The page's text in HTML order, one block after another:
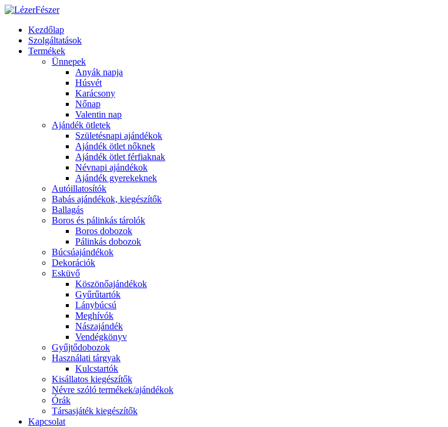
Kezdőlap
Szolgáltatások
Termékek
Ünnepek
Anyák napja
Húsvét
Karácsony
Nőnap
Valentin nap
Ajándék ötletek
Születésnapi ajándékok
Ajándék ötlet nőknek
Ajándék ötlet férfiaknak
Névnapi ajándékok
Ajándék gyerekeknek
Autóillatosítók
Babás ajándékok, kiegészítők
Ballagás
Boros és pálinkás tárolók
Boros dobozok
Pálinkás dobozok
Búcsúajándékok
Dekorációk
Esküvő
Köszönőajándékok
Gyűrűtartók
Lánybúcsú
Meghívók
Nászajándék
Vendégkönyv
Gyűjtődobozok
Használati tárgyak
Kulcstartók
Kisállatos kiegészítők
Névre szóló termékek/ajándékok
Órák
Társasjáték kiegészítők
Kapcsolat